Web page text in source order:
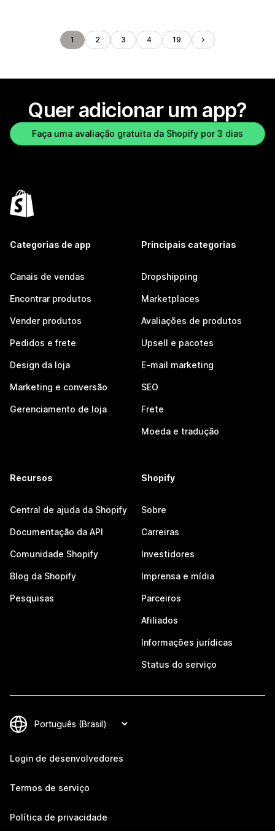
1 2 3 4 19
Quer adicionar um app?
Faça uma avaliação gratuita da Shopify por 3 dias
Categorias de app
Canais de vendas
Encontrar produtos
Vender produtos
Pedidos e frete
Design da loja
Marketing e conversão
Gerenciamento de loja
Principais categorias
Dropshipping
Marketplaces
Avaliações de produtos
Upsell e pacotes
E-mail marketing
SEO
Frete
Moeda e tradução
Recursos
Central de ajuda da Shopify
Documentação da API
Comunidade Shopify
Blog da Shopify
Pesquisas
Shopify
Sobre
Carreiras
Investidores
Imprensa e mídia
Parceiros
Afiliados
Informações jurídicas
Status do serviço
Login de desenvolvedores
Termos de serviço
Política de privacidade